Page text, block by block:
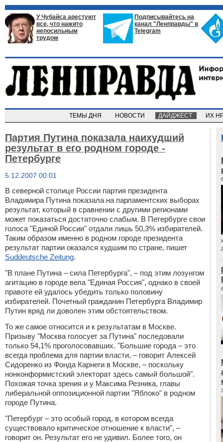
У Чубайса арестуют
все, что нажито
непосильным
трудом
Подписывайтесь на
канал "Ленправды" в
Telegram
ТЕМЫ ДНЯ НОВОСТИ ДАЙДЖЕСТ ИХ
Партия Путина показала наихудший
результат в его родном городе -
Петербурге
5.12.2007 00:01
В северной столице России партия президента
Владимира Путина показала на парламентских выборах
результат, который в сравнении с другими регионами
может показаться достаточно слабым. В Петербурге свои
голоса "Единой России" отдали лишь 50,3% избирателей.
Таким образом именно в родном городе президента
результат партии оказался худшим по стране, пишет
Suddeutsche Zeitung.
"В плане Путина – сила Петербурга", – под этим лозунгом
агитацию в городе вела "Единая Россия", однако в своей
правоте ей удалось убедить только половину
избирателей. Почетный гражданин Петербурга Владимир
Путин вряд ли доволен этим обстоятельством.
То же самое относится и к результатам в Москве.
Призыву "Москва голосует за Путина" последовали
только 54,1% проголосовавших. "Большие города – это
всегда проблема для партии власти, – говорит Алексей
Сидоренко из Фонда Карнеги в Москве, – поскольку
нонконформистский электорат здесь самый большой".
Похожая точка зрения и у Максима Резника, главы
либеральной оппозиционной партии "Яблоко" в родном
городе Путина.
"Петербург – это особый город, в котором всегда
существовало критическое отношение к власти", –
говорит он. Результат его не удивил. Более того, он